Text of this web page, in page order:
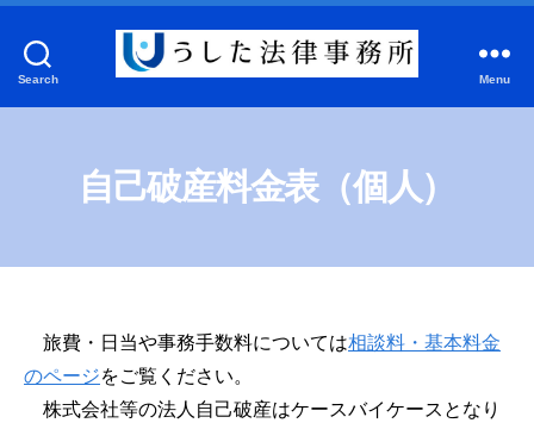
Search
法
律
Menu
自己破産料金表（個人）
旅費・日当や事務手数料については相談料・基本料金
のページをご覧ください。
株式会社等の法人自己破産はケースバイケースとなり